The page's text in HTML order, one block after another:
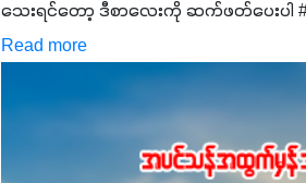
သေးရင်တော့ ဒီစာလေးကို ဆက်ဖတ်‌ပေးပ
မစ်အက်စစ်တို့ အချိုးကျ ပေါင်းစပ်ထားတဲ့
နိုက်ထရိုဂျင် 19%ပါဝင်တဲ့အတွက် ကလိုရိုဖီးလ်
ချက်လုပ်မှုအားကောင်းစေပါတယ်။ အပင်၏
သင့်တော်တဲ့ Phosphorus 7%ပါဝင်မှုက
တယ်။ ဒါ့အပြင် ပန်းပွင့်ခြင်း၊အသီးသီးခ
Read more